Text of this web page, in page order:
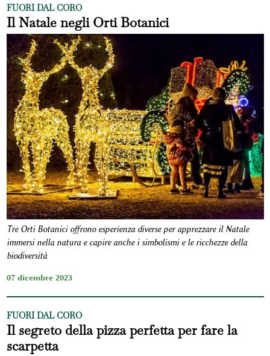
FUORI DAL CORO
Il Natale negli Orti Botanici
Tre Orti Botanici offrono esperienza diverse per apprezzare il Natale
immersi nella natura e capire anche i simbolismi e le ricchezze della
biodiversità
07 dicembre 2023
FUORI DAL CORO
Il segreto della pizza perfetta per fare la
scarpetta